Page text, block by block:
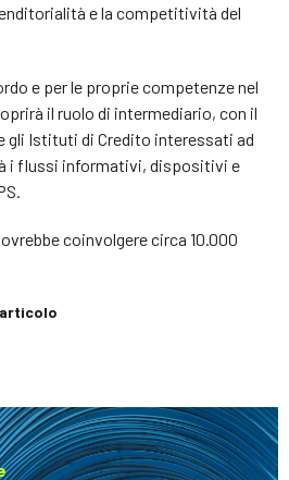
e la competitività del
e per le proprie competenze nel
il ruolo di intermediario, con il
gli Istituti di Credito interessati ad
i flussi informativi, dispositivi e
coinvolgere circa 10.000